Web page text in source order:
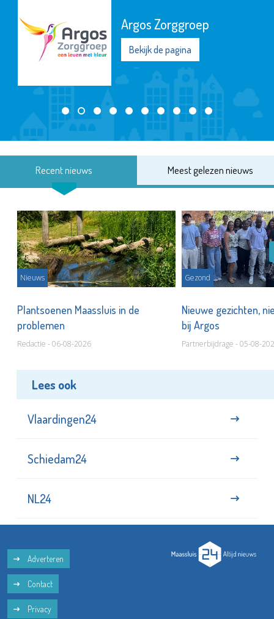
Argos Zorggroep
Bekijk de pagina
Recent nieuws Meest gelezen nieuws
Nieuws
Plantsoenen Maassluis in de
problemen
Redactie - 06-08-2026
Gezond
Nieuwe gezichten,
bij Argos
Partnerbijdrage - 05-08-
Lees ook
Vlaardingen24
Schiedam24
NL24
Adverteren
Contact
Privacy